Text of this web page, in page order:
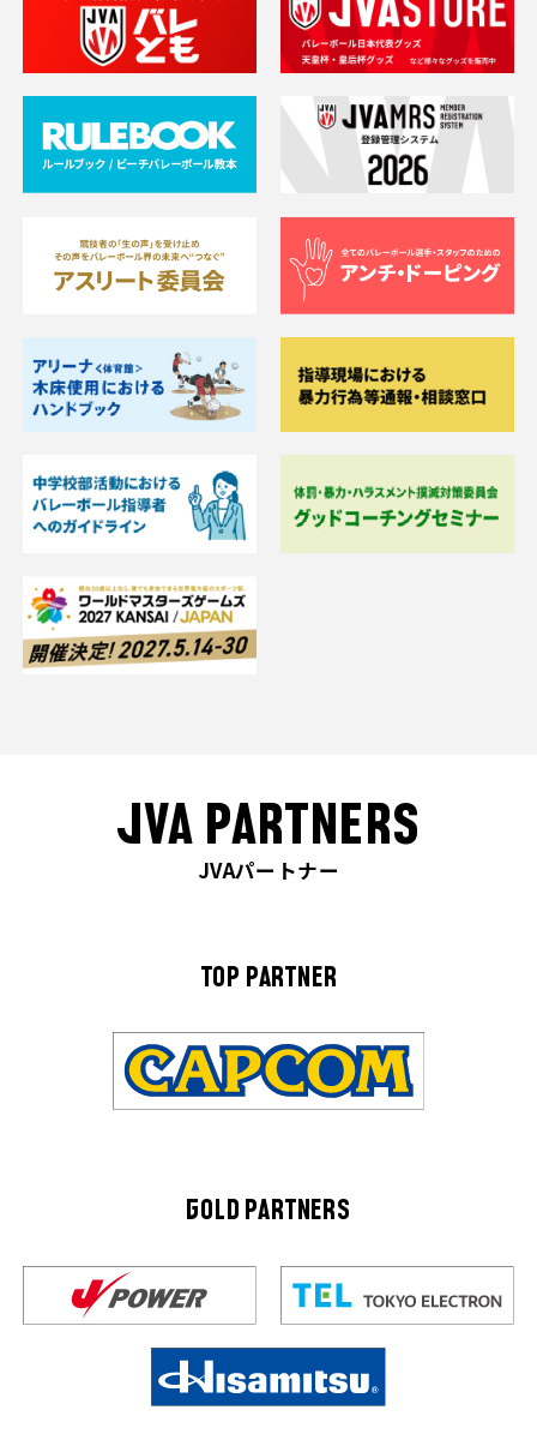
JVA PARTNERS
JVAパートナー
TOP PARTNER
GOLD PARTNERS